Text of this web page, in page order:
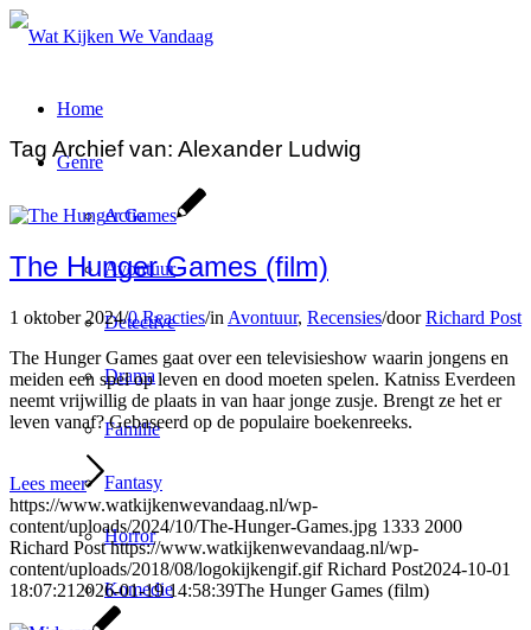
Home
Genre
Actie
Avontuur
Detective
Drama
Familie
Fantasy
Horror
Komedie
Tag Archief van: Alexander Ludwig
The Hunger Games (film)
1 oktober 2024/0 Reacties/in Avontuur, Recensies/doorRichard Post
The Hunger Games gaat over een televisieshow waarin jongens en
meiden een spel op leven en dood moeten spelen. Katniss Everdeen
neemt vrijwillig de plaats in van haar jonge zusje. Brengt ze het er
leven vanaf? Gebaseerd op de populaire boekenreeks.
Lees meer
https://www.watkijkenwevandaag.nl/wp-
content/uploads/2024/10/The-Hunger-Games.jpg 1333 2000
Richard Post https://www.watkijkenwevandaag.nl/wp-
content/uploads/2018/08/logokijkengif.gif Richard Post2024-10-01
18:07:21 2026-01-19 14:58:39The Hunger Games (film)